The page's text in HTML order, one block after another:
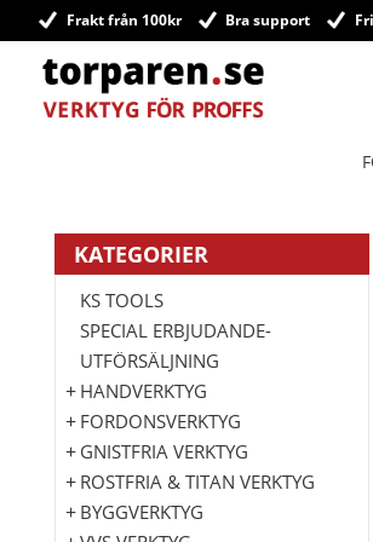
Frakt från 100kr Bra support
KATEGORIER
KS TOOLS
SPECIAL ERBJUDANDE-
UTFÖRSÄLJNING
HANDVERKTYG
FORDONSVERKTYG
GNISTFRIA VERKTYG
ROSTFRIA & TITAN VERKTYG
BYGGVERKTYG